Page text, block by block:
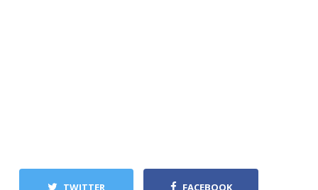
TWITTER FACEBOOK